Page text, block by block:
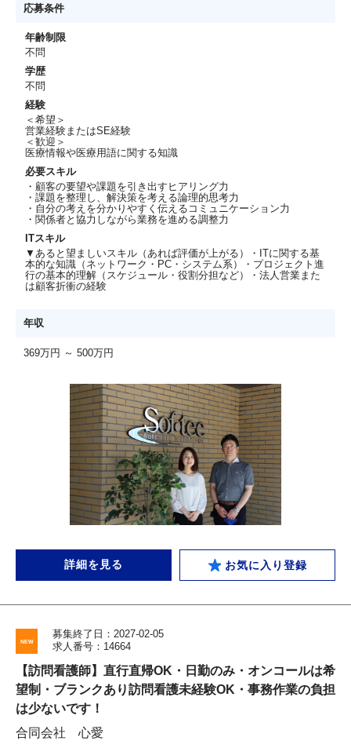
応募条件
年齢制限
不問
学歴
不問
経験
＜希望＞
営業経験またはSE経験
＜歓迎＞
医療情報や医療用語に関する知識
必要スキル
・顧客の要望や課題を引き出すヒアリング力
・課題を整理し、解決策を考える論理的思考力
・自分の考えを分かりやすく伝えるコミュニケーション力
・関係者と協力しながら業務を進める調整力
ITスキル
▼あると望ましいスキル（あれば評価が上がる）・ITに関する基
本的な知識（ネットワーク・PC・システム系）・プロジェクト進
行の基本的理解（スケジュール・役割分担など）・法人営業また
は顧客折衝の経験
年収
369万円 ～ 500万円
詳細を見る お気に入り登録
募集終了日：2027-02-05
求人番号：14664
【訪問看護師】直行直帰OK・日勤のみ・オンコールは希
望制・ブランクあり訪問看護未経験OK・事務作業の負担
は少ないです！
合同会社 心愛